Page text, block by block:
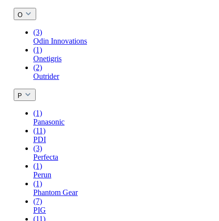
O
(3)
Odin Innovations
(1)
Onetigris
(2)
Outrider
P
(1)
Panasonic
(11)
PDI
(3)
Perfecta
(1)
Perun
(1)
Phantom Gear
(7)
PIG
(11)